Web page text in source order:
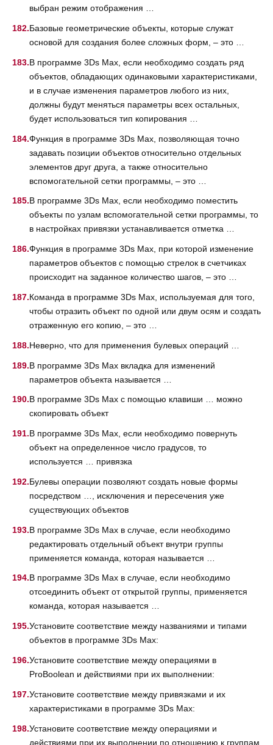
выбран режим отображения …
Базовые геометрические объекты, которые служат
основой для создания более сложных форм, – это …
В программе 3Ds Max, если необходимо создать ряд
объектов, обладающих одинаковыми характеристиками,
и в случае изменения параметров любого из них,
должны будут меняться параметры всех остальных,
будет использоваться тип копирования …
Функция в программе 3Ds Max, позволяющая точно
задавать позиции объектов относительно отдельных
элементов друг друга, а также относительно
вспомогательной сетки программы, – это …
В программе 3Ds Max, если необходимо поместить
объекты по узлам вспомогательной сетки программы, то
в настройках привязки устанавливается отметка …
Функция в программе 3Ds Max, при которой изменение
параметров объектов с помощью стрелок в счетчиках
происходит на заданное количество шагов, – это …
Команда в программе 3Ds Max, используемая для того,
чтобы отразить объект по одной или двум осям и создать
отраженную его копию, – это …
Неверно, что для применения булевых операций …
В программе 3Ds Max вкладка для изменений
параметров объекта называется …
В программе 3Ds Max с помощью клавиши … можно
скопировать объект
В программе 3Ds Max, если необходимо повернуть
объект на определенное число градусов, то
используется … привязка
Булевы операции позволяют создать новые формы
посредством …, исключения и пересечения уже
существующих объектов
В программе 3Ds Max в случае, если необходимо
редактировать отдельный объект внутри группы
применяется команда, которая называется …
В программе 3Ds Max в случае, если необходимо
отсоединить объект от открытой группы, применяется
команда, которая называется …
Установите соответствие между названиями и типами
объектов в программе 3Ds Max:
Установите соответствие между операциями в
ProBoolean и действиями при их выполнении:
Установите соответствие между привязками и их
характеристиками в программе 3Ds Max:
Установите соответствие между операциями и
действиями при их выполнении по отношению к группам